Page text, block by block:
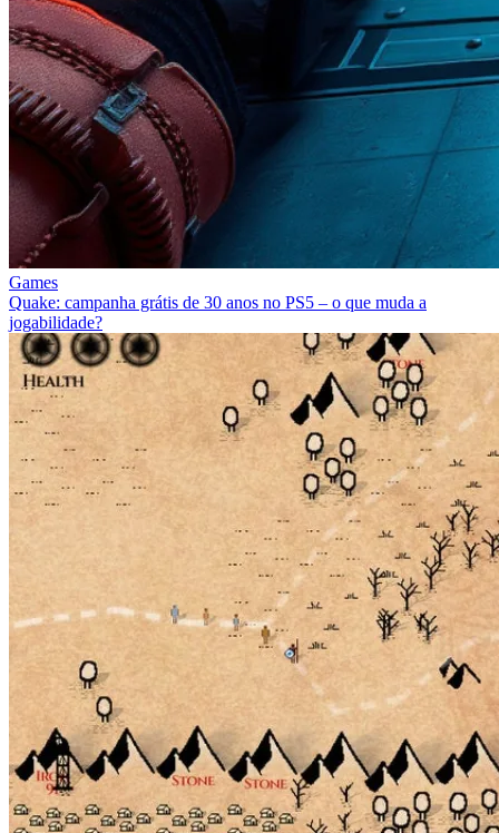
Games
Quake: campanha grátis de 30 anos no PS5 – o que muda a
jogabilidade?